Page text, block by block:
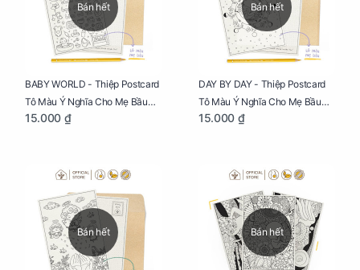
Bán hết
BABY WORLD - Thiệp Postcard
Tô Màu Ý Nghĩa Cho Mẹ Bầu
Sáng Tạo, Thư Giãn Và Hạnh
15.000 ₫
Bán hết
DAY BY DAY - Thiệp Postcard
Tô Màu Ý Nghĩa Cho Mẹ Bầu
Sáng Tạo, Thư Giãn Và Hạnh
15.000 ₫
Bán hết Bán hết